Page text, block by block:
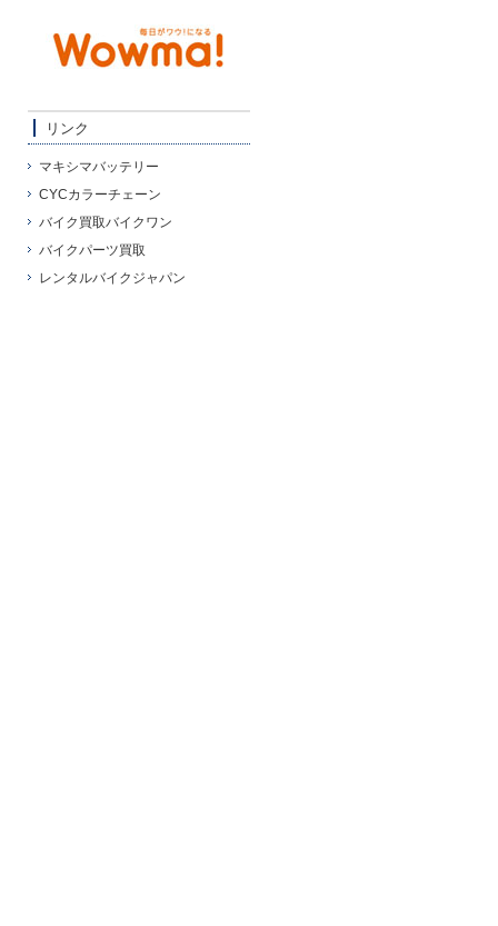
リンク
マキシマバッテリー
CYCカラーチェーン
バイク買取バイクワン
バイクパーツ買取
レンタルバイクジャパン